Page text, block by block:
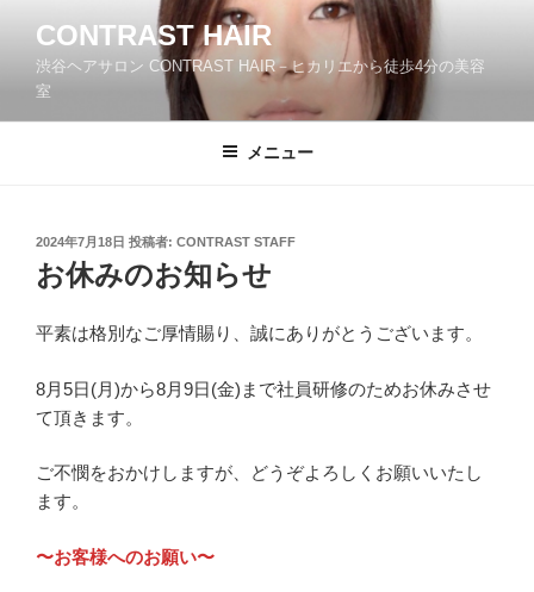
ツ
CONTRAST HAIR
渋谷ヘアサロン CONTRAST HAIR－ヒカリエから徒歩4分の美容
室
メニュー
投
稿
日:
2024年7月18日 投稿者: CONTRAST STAFF
お休みのお知らせ
平素は格別なご厚情賜り、誠にありがとうございます。
8月5日(月)から8月9日(金)まで社員研修のためお休みさせ
て頂きます。
ご不憫をおかけしますが、どうぞよろしくお願いいたし
ます。
〜お客様へのお願い〜